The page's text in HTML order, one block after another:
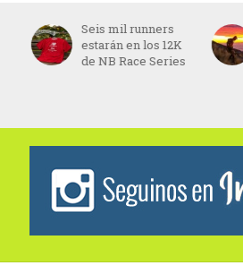
UTACCH: todo listo
para vivir una fiesta
por los 15 años